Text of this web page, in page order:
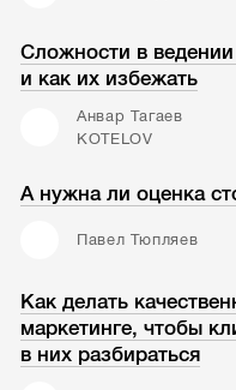
Сложности в ведении
и как их избежать
Анвар Тагаев
KOTELOV
А нужна ли оценка
Павел Тюпляев
Как делать
маркетинге, чтобы
в них разбираться